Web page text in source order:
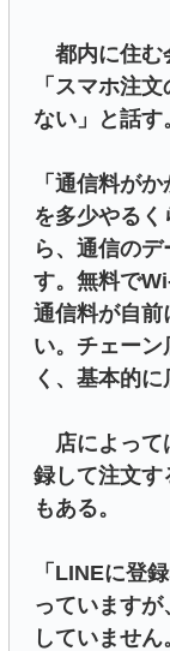
都内に住む
「スマホ注
ない」と話す
「通信料が
を多少やる
ら、通信の
す。無料で
通信料が自前
い。チェー
く、基本的に
店によって
録して注文す
もある。
「LINEに登
っています
していませ